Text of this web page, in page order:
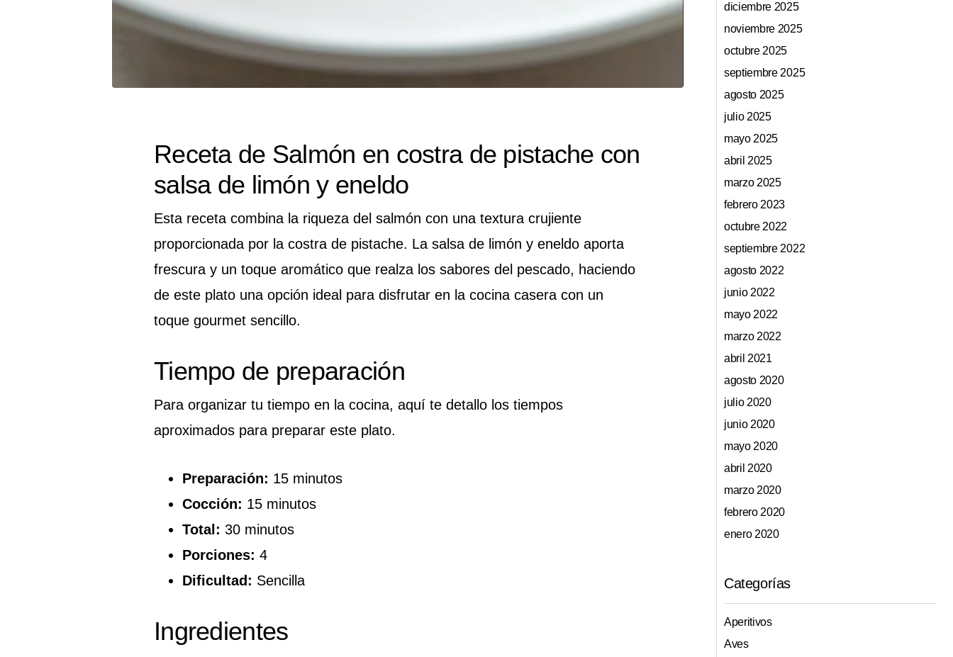
Receta de Salmón en costra de pistache con
salsa de limón y eneldo
Esta receta combina la riqueza del salmón con una textura crujiente
proporcionada por la costra de pistache. La salsa de limón y eneldo aporta
frescura y un toque aromático que realza los sabores del pescado, haciendo
de este plato una opción ideal para disfrutar en la cocina casera con un
toque gourmet sencillo.
Tiempo de preparación
Para organizar tu tiempo en la cocina, aquí te detallo los tiempos
aproximados para preparar este plato.
Preparación: 15 minutos
Cocción: 15 minutos
Total: 30 minutos
Porciones: 4
Dificultad: Sencilla
Ingredientes
diciembre 2025
noviembre 2025
octubre 2025
septiembre 2025
agosto 2025
julio 2025
mayo 2025
abril 2025
marzo 2025
febrero 2023
octubre 2022
septiembre 2022
agosto 2022
junio 2022
mayo 2022
marzo 2022
abril 2021
agosto 2020
julio 2020
junio 2020
mayo 2020
abril 2020
marzo 2020
febrero 2020
enero 2020
Categorías
Aperitivos
Aves